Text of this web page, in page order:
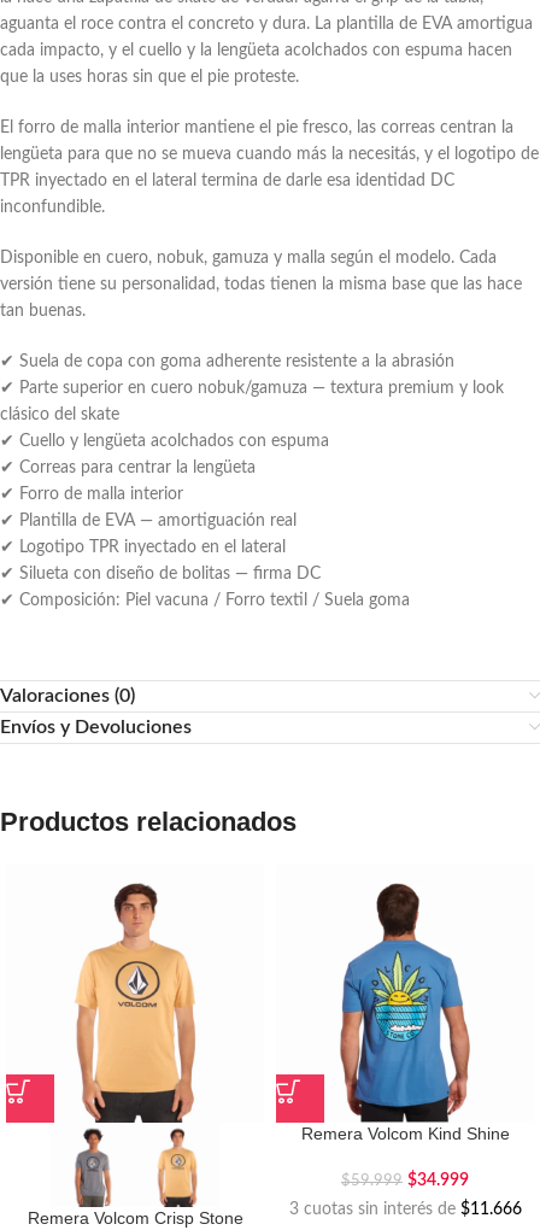
aguanta el roce contra el concreto y dura. La plantilla de EVA amortigua
cada impacto, y el cuello y la lengüeta acolchados con espuma hacen
que la uses horas sin que el pie proteste.
El forro de malla interior mantiene el pie fresco, las correas centran la
lengüeta para que no se mueva cuando más la necesitás, y el logotipo de
TPR inyectado en el lateral termina de darle esa identidad DC
inconfundible.
Disponible en cuero, nobuk, gamuza y malla según el modelo. Cada
versión tiene su personalidad, todas tienen la misma base que las hace
tan buenas.
✔ Suela de copa con goma adherente resistente a la abrasión
✔ Parte superior en cuero nobuk/gamuza — textura premium y look
clásico del skate
✔ Cuello y lengüeta acolchados con espuma
✔ Correas para centrar la lengüeta
✔ Forro de malla interior
✔ Plantilla de EVA — amortiguación real
✔ Logotipo TPR inyectado en el lateral
✔ Silueta con diseño de bolitas — firma DC
✔ Composición: Piel vacuna / Forro textil / Suela goma
Valoraciones (0)
Envíos y Devoluciones
Productos relacionados
Remera Volcom Crisp Stone
Remera Volcom Kind Shine
$59.999 $34.999
3 cuotas sin interés de $11.666